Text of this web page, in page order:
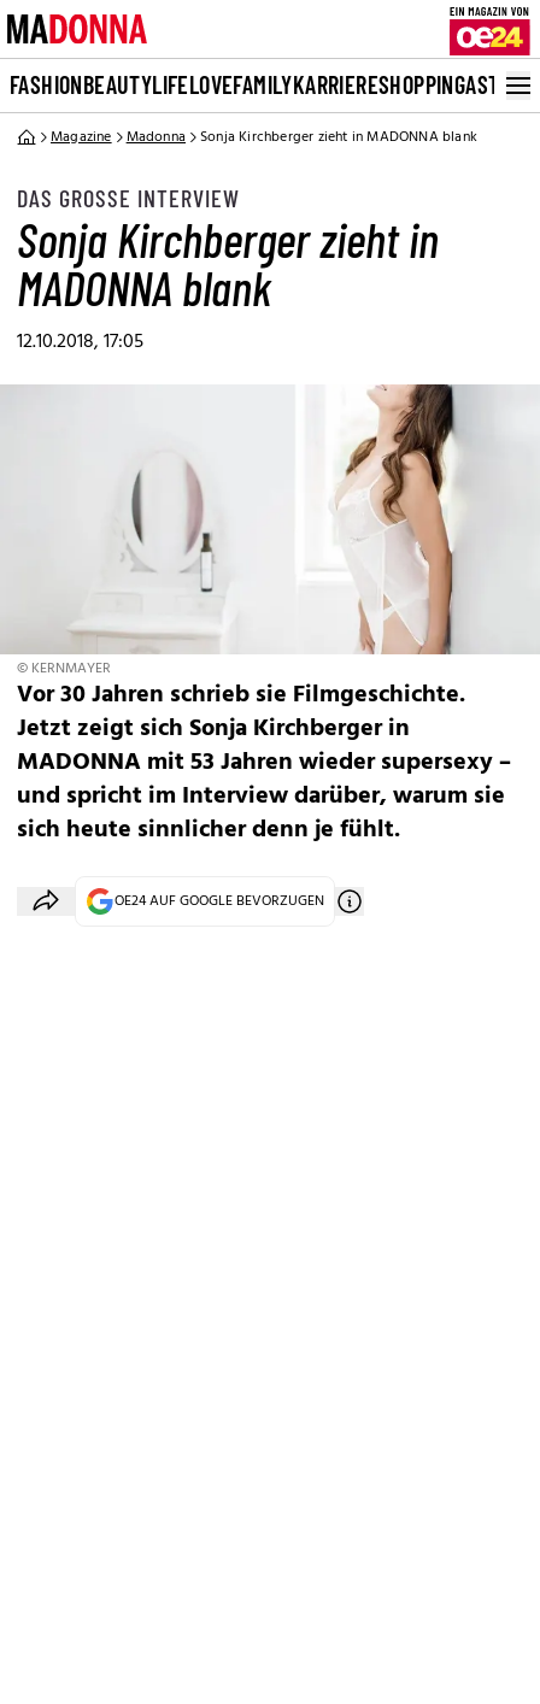
FASHIONBEAUTYLIFELOVEFAMILYKARRIERESHOPPINGASTRO
Magazine Madonna Sonja Kirchberger zieht in MADONNA blank
DAS GROSSE INTERVIEW
Sonja Kirchberger zieht in
MADONNA blank
12.10.2018, 17:05
© KERNMAYER
Vor 30 Jahren schrieb sie Filmgeschichte.
Jetzt zeigt sich Sonja Kirchberger in
MADONNA mit 53 Jahren wieder supersexy –
und spricht im Interview dar­über, warum sie
sich heute sinnlicher denn je fühlt.
OE24 AUF GOOGLE BEVORZUGEN